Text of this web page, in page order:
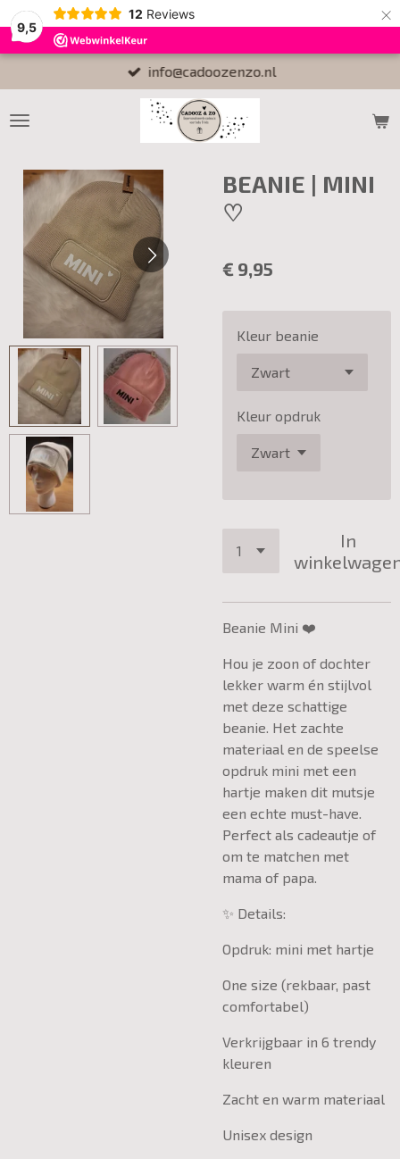
9,5
12 Reviews ×
info@cadoozenzo.nl
BEANIE | MINI
♡
€ 9,95
Kleur beanie
Kleur opdruk
In
Beanie Mini ❤️
Hou je zoon of dochter
lekker warm én stijlvol
met deze schattige
beanie. Het zachte
materiaal en de speelse
opdruk mini met een
hartje maken dit mutsje
een echte must-have.
Perfect als cadeautje of
om te matchen met
mama of papa.
✨ Details:
Opdruk: mini met hartje
One size (rekbaar, past
comfortabel)
Verkrijgbaar in 6 trendy
kleuren
Zacht en warm materiaal
Unisex design